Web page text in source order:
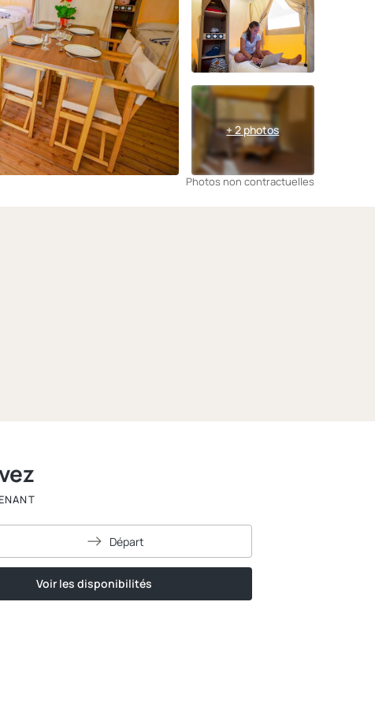
+ 2 photos
Photos non contractuelles
Départ
Voir les disponibilités